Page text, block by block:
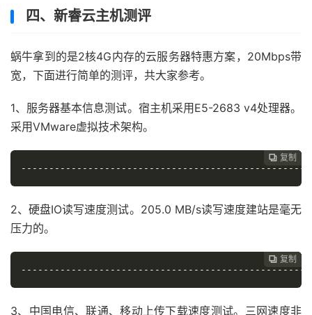
四、新睿云主机测评
蜗牛拿到的是2核4G内存的云服务器特惠方案，20Mbps带
宽，下面进行简单的测评，共大家参考。
1、服务器基本信息测试。宿主机采用E5-2683 v4处理器。
采用VMware虚拟技术架构。
 复制
 复制
 复制
 复制
 复制
2、硬盘IO读写速度测试。205.0 MB/s读写速度建站是毫无
压力的。
 复制
 复制
 复制
 复制
3、中国电信、联通、移动上传下载速度测试。三网速度非